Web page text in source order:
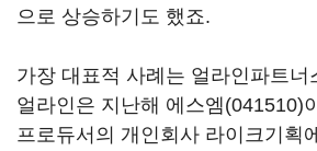
으로 상승하기도 했죠.
가장 대표적 사례는 얼라인파트너
얼라인은 지난해 에스엠(041510)
프로듀서의 개인회사 라이크기획